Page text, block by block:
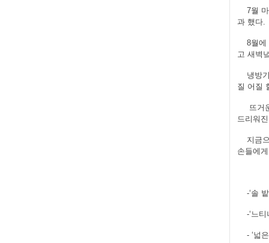
7월
과 했다.
8월에
고 새벽
냉방
질 어질
뜨거
드리워
지금
손들에
-‘솔
-‘느
- ‘넓